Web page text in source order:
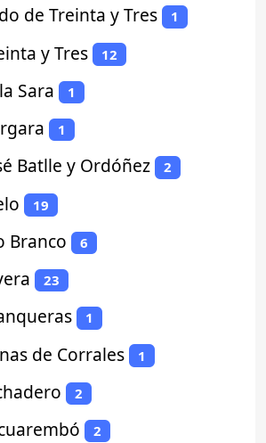
de Treinta y Tres 1
y Tres 12
Sara 1
1
Batlle y Ordóñez 2
19
Branco 6
23
1
de Corrales 1
2
2